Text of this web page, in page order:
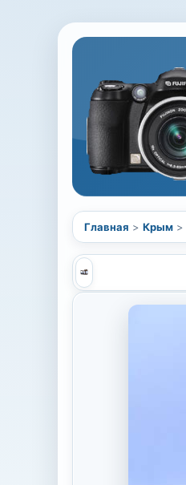
Главная > Крым >